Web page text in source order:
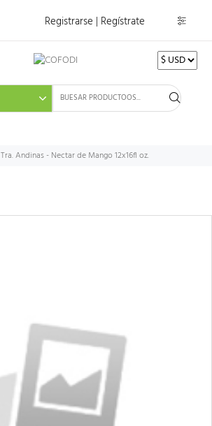
Registrarse | Regístrate
Tra. Andinas - Nectar de Mango 12x16fl oz.